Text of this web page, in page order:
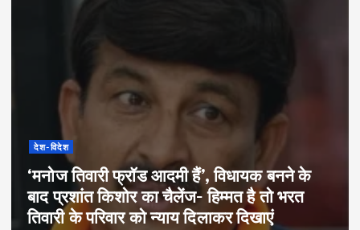
देश-विदेश
‘मनोज तिवारी फ्रॉड आदमी हैं’, विधायक बनने के
बाद प्रशांत किशोर का चैलेंज- हिम्मत है तो भरत
तिवारी के परिवार को न्याय दिलाकर दिखाएं